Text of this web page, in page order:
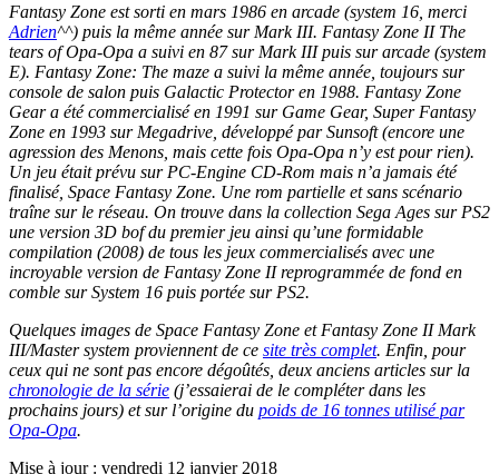
Fantasy Zone est sorti en mars 1986 en arcade (system 16, merci
Adrien^^) puis la même année sur Mark III. Fantasy Zone II The
tears of Opa-Opa a suivi en 87 sur Mark III puis sur arcade (system
E). Fantasy Zone: The maze a suivi la même année, toujours sur
console de salon puis Galactic Protector en 1988. Fantasy Zone
Gear a été commercialisé en 1991 sur Game Gear, Super Fantasy
Zone en 1993 sur Megadrive, développé par Sunsoft (encore une
agression des Menons, mais cette fois Opa-Opa n’y est pour rien).
Un jeu était prévu sur PC-Engine CD-Rom mais n’a jamais été
finalisé, Space Fantasy Zone. Une rom partielle et sans scénario
traîne sur le réseau. On trouve dans la collection Sega Ages sur PS2
une version 3D bof du premier jeu ainsi qu’une formidable
compilation (2008) de tous les jeux commercialisés avec une
incroyable version de Fantasy Zone II reprogrammée de fond en
comble sur System 16 puis portée sur PS2.
Quelques images de Space Fantasy Zone et Fantasy Zone II Mark
III/Master system proviennent de ce site très complet. Enfin, pour
ceux qui ne sont pas encore dégoûtés, deux anciens articles sur la
chronologie de la série (j’essaierai de le compléter dans les
prochains jours) et sur l’origine du poids de 16 tonnes utilisé par
Opa-Opa.
Mise à jour : vendredi 12 janvier 2018